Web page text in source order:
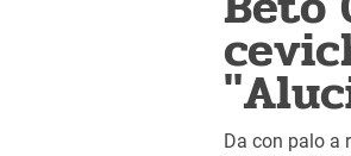
Da con palo a